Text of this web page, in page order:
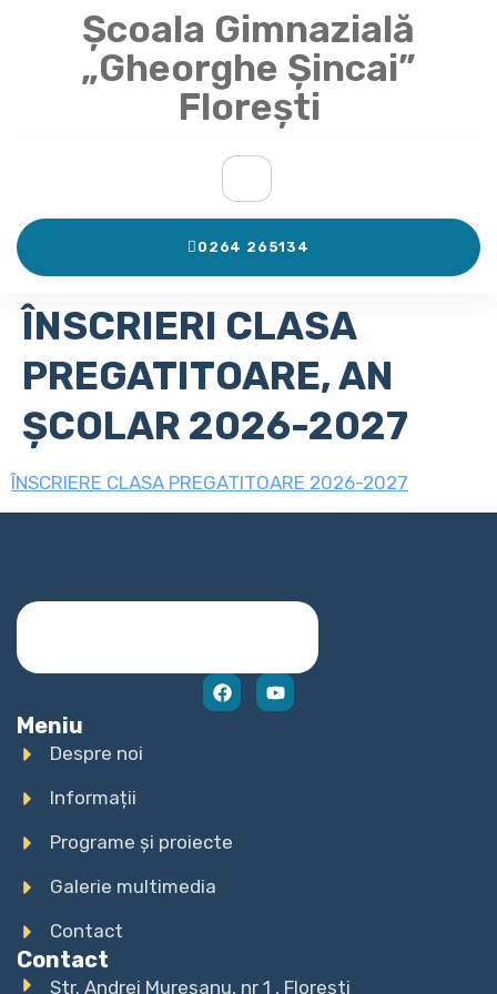
Școala Gimnazială
„Gheorghe Șincai”
Florești
0264 265134
ÎNSCRIERI CLASA
PREGATITOARE, AN
ȘCOLAR 2026-2027
ÎNSCRIERE CLASA PREGATITOARE 2026-2027
Meniu
Despre noi
Informații
Programe și proiecte
Galerie multimedia
Contact
Contact
Str. Andrei Mureșanu, nr 1 , Florești